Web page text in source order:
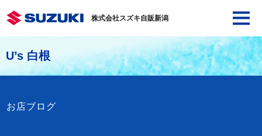
株式会社スズキ自販新潟
U’s 白根
お店ブログ